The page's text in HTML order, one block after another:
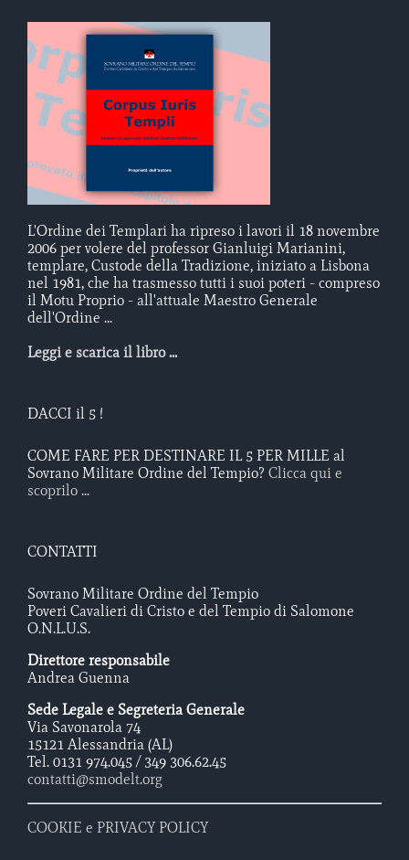
L'Ordine dei Templari ha ripreso i lavori il 18 novembre
2006 per volere del professor Gianluigi Marianini,
templare, Custode della Tradizione, iniziato a Lisbona
nel 1981, che ha trasmesso tutti i suoi poteri - compreso
il Motu Proprio - all'attuale Maestro Generale
dell'Ordine ...
Leggi e scarica il libro ...
DACCI il 5 !
COME FARE PER DESTINARE IL 5 PER MILLE al
Sovrano Militare Ordine del Tempio? Clicca qui e
scoprilo ...
CONTATTI
Sovrano Militare Ordine del Tempio
Poveri Cavalieri di Cristo e del Tempio di Salomone
O.N.L.U.S.
Direttore responsabile
Andrea Guenna
Sede Legale e Segreteria Generale
Via Savonarola 74
15121 Alessandria (AL)
Tel. 0131 974.045 / 349 306.62.45
contatti@smodelt.org
COOKIE e PRIVACY POLICY